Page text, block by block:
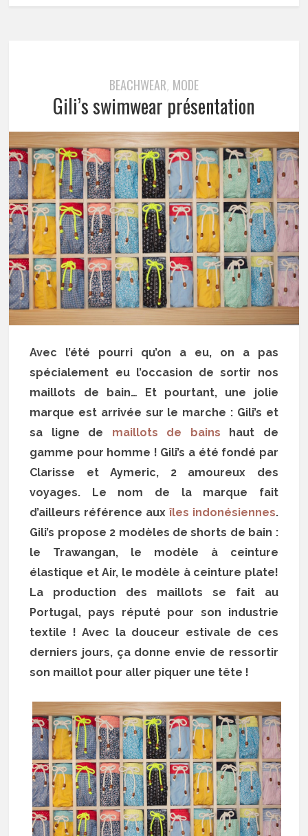
BEACHWEAR, MODE
Gili’s swimwear présentation
Avec l’été pourri qu’on a eu, on a pas
spécialement eu l’occasion de sortir nos
maillots de bain… Et pourtant, une jolie
marque est arrivée sur le marche : Gili’s et
sa ligne de maillots de bains haut de
gamme pour homme ! Gili’s a été fondé par
Clarisse et Aymeric, 2 amoureux des
voyages. Le nom de la marque fait
d’ailleurs référence aux îles indonésiennes.
Gili’s propose 2 modèles de shorts de bain :
le Trawangan, le modèle à ceinture
élastique et Air, le modèle à ceinture plate!
La production des maillots se fait au
Portugal, pays réputé pour son industrie
textile ! Avec la douceur estivale de ces
derniers jours, ça donne envie de ressortir
son maillot pour aller piquer une tête !